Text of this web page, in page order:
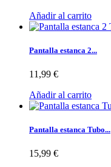
Añadir al carrito
Pantalla estanca 2...
11,99 €
Añadir al carrito
Pantalla estanca Tubo...
15,99 €